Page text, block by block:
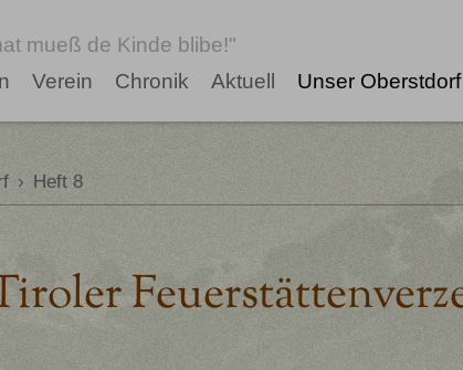
mueß de Kinde blibe!"
Verein Chronik Aktuell Unser Oberstdorf
› Heft 8